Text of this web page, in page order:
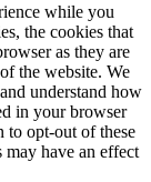
while you
the cookies that
as they are
the website. We
understand how
in your browser
to opt-out of these
have an effect